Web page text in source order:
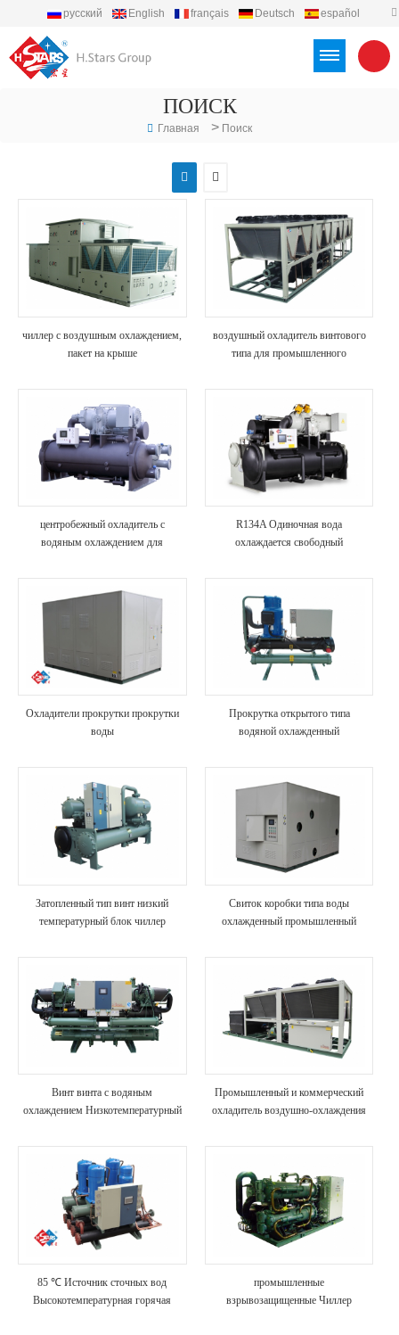
русский English français Deutsch
español
ПОИСК
Главная > Поиск
чиллер с воздушным охлаждением,
пакет на крыше
воздушный охладитель винтового
типа для промышленного
центробежный охладитель с
водяным охлаждением для
гостиницах
R134A Одиночная вода
охлаждается свободный
Охладители прокрутки прокрутки
воды
Прокрутка открытого типа
водяной охлажденный
Затопленный тип винт низкий
температурный блок чиллер
Свиток коробки типа воды
охлажденный промышленный
Винт винта с водяным
охлаждением Низкотемпературный
Промышленный и коммерческий
охладитель воздушно-охлаждения
85 ℃ Источник сточных вод
Высокотемпературная горячая
промышленные
взрывозащищенные Чиллер